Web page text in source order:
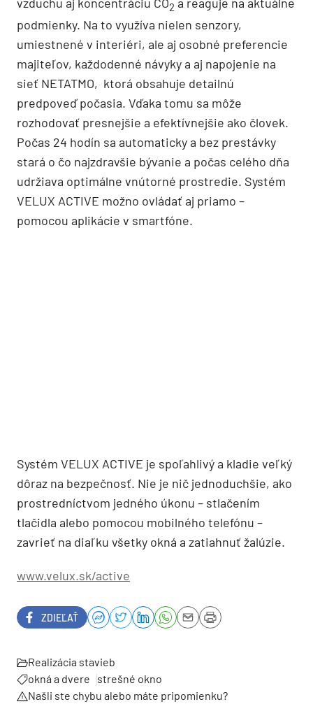
2
podmienky. Na to využíva nielen senzory,
umiestnené v interiéri, ale aj osobné preferencie
majiteľov, každodenné návyky a aj napojenie na
sieť NETATMO, ktorá obsahuje detailnú
predpoveď počasia. Vďaka tomu sa môže
rozhodovať presnejšie a efektívnejšie ako človek.
Počas 24 hodín sa automaticky a bez prestávky
stará o čo najzdravšie bývanie a počas celého dňa
udržiava optimálne vnútorné prostredie. Systém
VELUX ACTIVE možno ovládať aj priamo –
pomocou aplikácie v smartfóne.
Systém VELUX ACTIVE je spoľahlivý a kladie veľký
dôraz na bezpečnosť. Nie je nič jednoduchšie, ako
prostredníctvom jedného úkonu – stlačením
tlačidla alebo pomocou mobilného telefónu –
zavrieť na diaľku všetky okná a zatiahnuť žalúzie.
www.velux.sk/active
ZDIEĽAŤ
Realizácia stavieb
okná a dvere
strešné okno
Našli ste chybu alebo máte pripomienku?